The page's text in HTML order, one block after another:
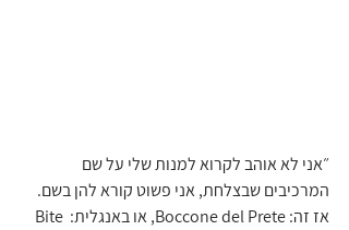
״אני לא אוהב לקרוא למנות שלי על שם
המרכיבים שבצלחת, אני פשוט קורא להן בשם.
אז זה: Boccone del Prete, או באנגלית: Bite